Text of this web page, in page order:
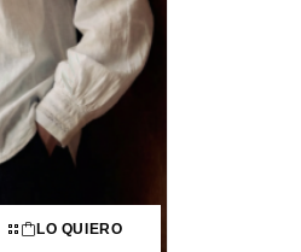
LO QUIERO